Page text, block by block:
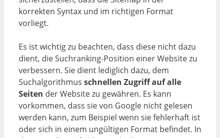
korrekten Syntax und im richtigen Format
vorliegt.
Es ist wichtig zu beachten, dass diese nicht dazu
dient, die Suchranking-Position einer Website zu
verbessern. Sie dient lediglich dazu, dem
Suchalgorithmus schnellen Zugriff auf alle
Seiten der Website zu gewähren. Es kann
vorkommen, dass sie von Google nicht gelesen
werden kann, zum Beispiel wenn sie fehlerhaft ist
oder sich in einem ungültigen Format befindet. In